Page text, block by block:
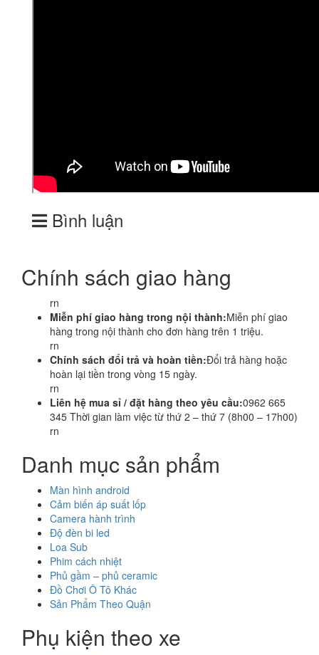
Bình luận
Chính sách giao hàng
rn
Miễn phí giao hàng trong nội thành:Miễn phí giao
hàng trong nội thành cho đơn hàng trên 1 triệu.
rn
Chính sách đổi trả và hoàn tiền:Đổi trả hàng hoặc
hoàn lại tiền trong vòng 15 ngày.
rn
Liên hệ mua sỉ / đặt hàng theo yêu cầu:0962 665
345 Thời gian làm việc từ thứ 2 – thứ 7 (8h00 – 17h00)
rn
Danh mục sản phẩm
Màn hình android
Cảm biến áp suất lốp
Camera hành trình
Độ đèn bi led
Loa Sub
Phim cách nhiệt
Phủ gầm – phủ ceramic
Đồ Chơi Ô Tô Khác
Sản Phẩm Theo Quận
Phụ kiện theo xe